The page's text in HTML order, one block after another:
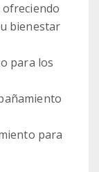
bienestar
para los
para